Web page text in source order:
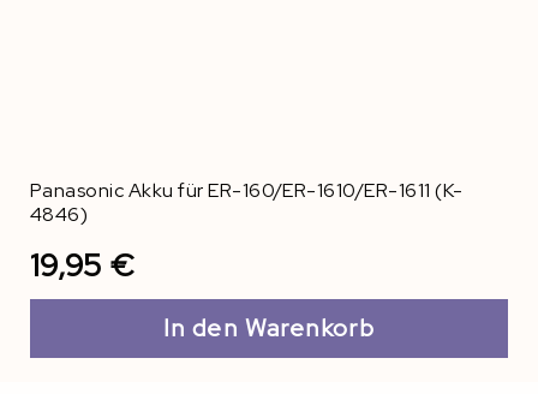
Panasonic Akku für ER-160/ER-1610/ER-1611 (K-
4846)
19,95 €
In den Warenkorb